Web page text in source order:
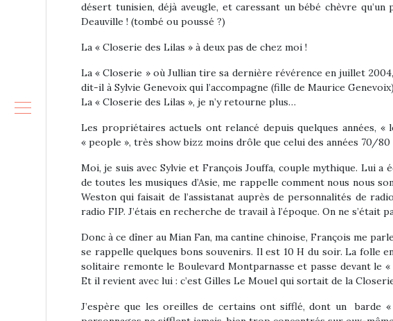
désert tunisien, déjà aveugle, et caressant un bébé chèvre
Deauville ! (tombé ou poussé ?)
La « Closerie des Lilas » à deux pas de chez moi !
La « Closerie » où Jullian tire sa dernière révérence en juillet
dit-il à Sylvie Genevoix qui l’accompagne (fille de Maurice
La « Closerie des Lilas », je n’y retourne plus…
Les propriétaires actuels ont relancé depuis quelques années,
« people », très show bizz moins drôle que celui des années 70/80
Moi, je suis avec Sylvie et François Jouffa, couple mythique. Lui
de toutes les musiques d’Asie, me rappelle comment nous
Weston qui faisait de l’assistanat auprès de personnalités de
radio FIP. J’étais en recherche de travail à l’époque. On ne s’était
Donc à ce dîner au Mian Fan, ma cantine chinoise, François me
se rappelle quelques bons souvenirs. Il est 10 H du soir. La folle
solitaire remonte le Boulevard Montparnasse et passe devant le
Et il revient avec lui : c’est Gilles Le Mouel qui sortait de la
J’espère que les oreilles de certains ont sifflé, dont un barde